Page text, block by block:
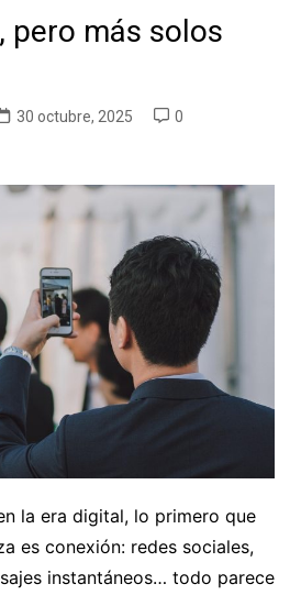
pero más solos
30 octubre, 2025
0
la era digital, lo primero que
es conexión: redes sociales,
instantáneos… todo parece